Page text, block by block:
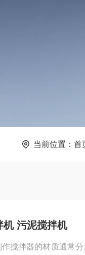
当前位置： 首
污泥搅拌机
搅拌器的材质通常